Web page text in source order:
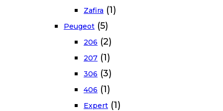
Zafira (1)
Peugeot (5)
206 (2)
207 (1)
306 (3)
406 (1)
Expert (1)